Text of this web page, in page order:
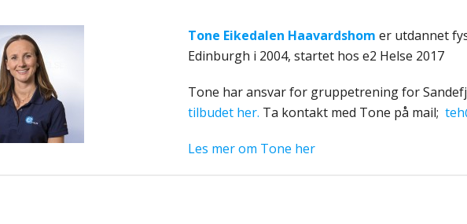
Tone Eikedalen Haavardshom er utdannet
Edinburgh i 2004, startet hos e2 Helse 2017
Tone har ansvar for gruppetrening for
tilbudet her. Ta kontakt med Tone på mail;
Les mer om Tone her